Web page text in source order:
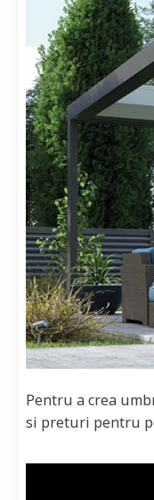
Pentru a crea
si preturi pentru